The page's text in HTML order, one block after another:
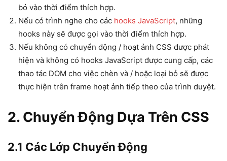
bỏ vào thời điểm thích hợp.
Nếu có trình nghe cho các hooks JavaScript, những
hooks này sẽ được gọi vào thời điểm thích hợp.
Nếu không có chuyển động / hoạt ảnh CSS được phát
hiện và không có hooks JavaScript được cung cấp, các
thao tác DOM cho việc chèn và / hoặc loại bỏ sẽ được
thực hiện trên frame hoạt ảnh tiếp theo của trình duyệt.
2. Chuyển Động Dựa Trên CSS
2.1 Các Lớp Chuyển Động